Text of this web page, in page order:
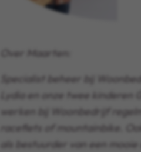
Over Maarten:
Specialist beheer bij
Lydia en onze twee kinderen
werken bij Woonbedrijf
racefiets of mountainbike.
als bestuurder van een mooie